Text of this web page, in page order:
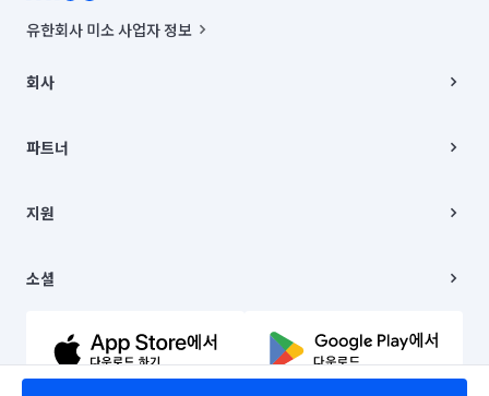
유한회사 미소 사업자 정보
00019 |
주소 | 본사: 서울특별시 종로구 율곡로 6(중학동, 트윈트리빌딩) B동 5층
컨택센터 : 서울특별시 종로구 수송동 율곡로 24, 7층, 8층 미소
상품, 상품정보, 거래에 관한 의무와 책임은 거래당사자에게 있습니다.
언론 보도 관련 문의:
© 유한회사 미소. Miso, Inc. All Rights Reserved.
회사
채용
파트너
이사
지원
이용약관
문의하기
소셜
유튜브